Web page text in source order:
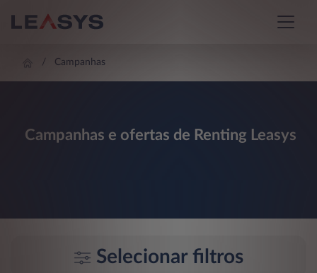
Campanhas
Campanhas e ofertas de Renting Leasys
Selecionar filtros